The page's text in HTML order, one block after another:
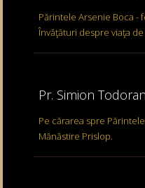
Părintele Arsenie Boca -
Învăţături despre viaţa
Pr. Simion
Pe cărarea spre
Mănăstire Prislop.